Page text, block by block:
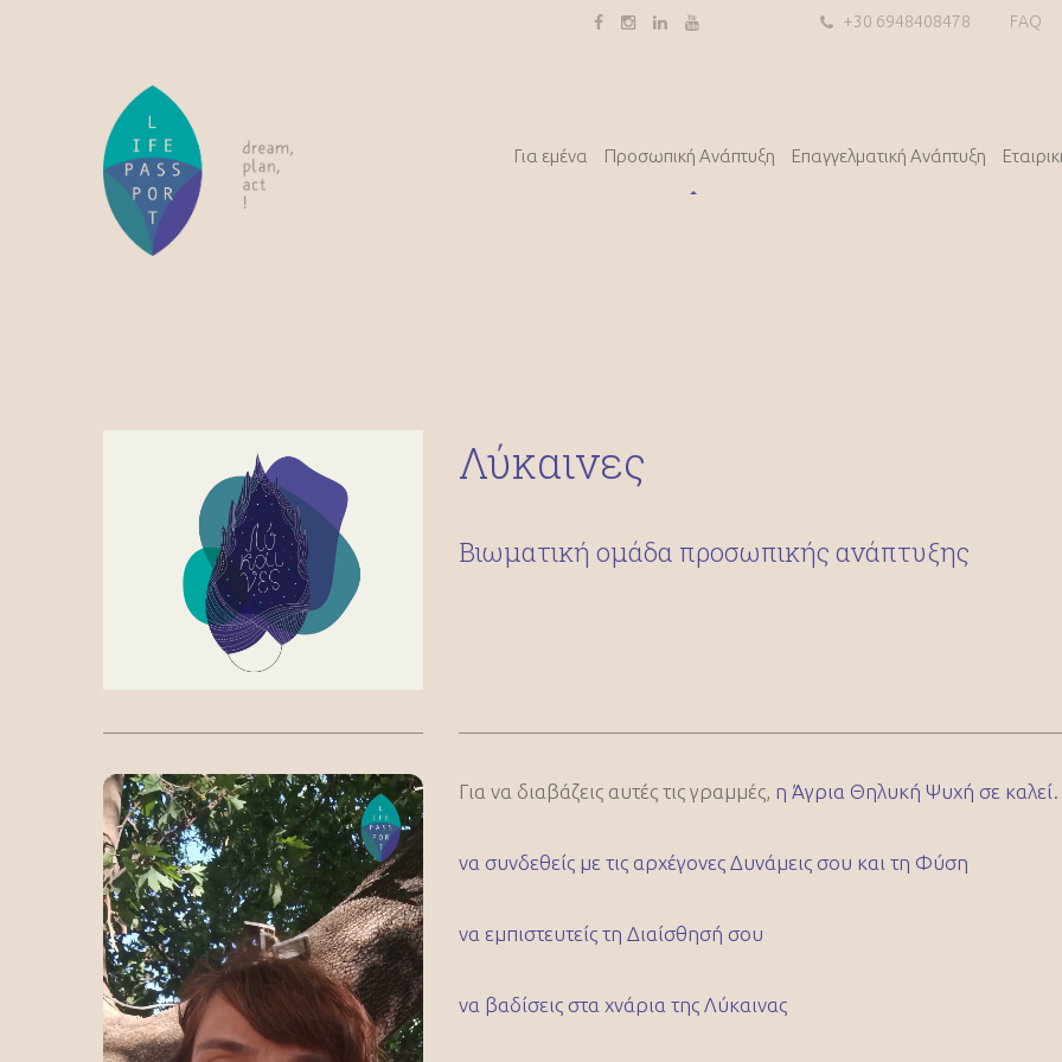
FAQ
+30 6948408478
Για εμένα Προσωπική Ανάπτυξη Επαγγελματική Ανάπτυξη
Λύκαινες
Bιωματική ομάδα προσωπικής ανάπτυξης
Για να διαβάζεις αυτές τις γραμμές, η Άγρια Θηλυκή Ψυχή σε
να συνδεθείς με τις αρχέγονες Δυνάμεις σου και τη Φύση
να εμπιστευτείς τη Διαίσθησή σου
να βαδίσεις στα χνάρια της Λύκαινας